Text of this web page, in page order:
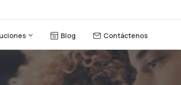
Blog Contáctenos